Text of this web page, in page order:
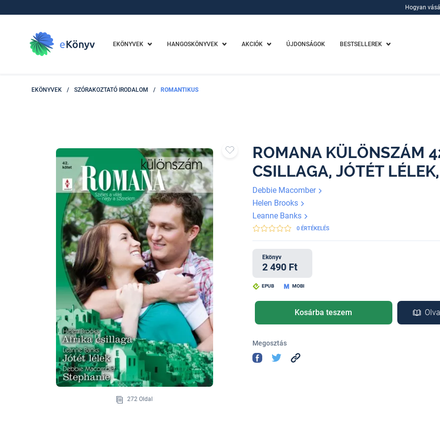
Hogyan
EKÖNYVEK HANGOSKÖNYVEK AKCIÓK ÚJDONSÁGOK BESTSELLEREK
EKÖNYVEK / SZÓRAKOZTATÓ IRODALOM / ROMANTIKUS
272 Oldal
ROMANA KÜLÖNSZÁM
CSILLAGA, JÓTÉT
Debbie Macomber
Helen Brooks
Leanne Banks
0 ÉRTÉKELÉS
Ekönyv
2 490 Ft
EPUB MOBI
Kosárba teszem
Megosztás